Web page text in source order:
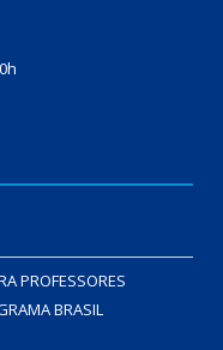
PROFESSORES
BRASIL